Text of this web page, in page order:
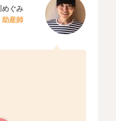
めぐみ
助産師